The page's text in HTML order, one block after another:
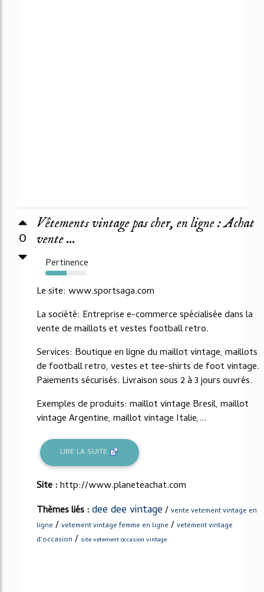
0
Vêtements vintage pas cher, en ligne : Achat
vente ...
Pertinence
51%
Le site: www.sportsaga.com
La société: Entreprise e-commerce spécialisée dans la
vente de maillots et vestes football retro.
Services: Boutique en ligne du maillot vintage, maillots
de football retro, vestes et tee-shirts de foot vintage.
Paiements sécurisés. Livraison sous 2 à 3 jours ouvrés.
Exemples de produits: maillot vintage Bresil, maillot
vintage Argentine, maillot vintage Italie,...
LIRE LA SUITE
Site :http://www.planeteachat.com
Thèmes liés :dee dee vintage/ vente vetement vintage en
ligne / vetement vintage femme en ligne / vetement vintage
d'occasion / site vetement occasion vintage